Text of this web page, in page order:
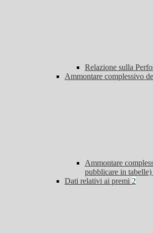
Relazione sulla
Ammontare complessivo
Ammontare
pubblicare in tabelle)
Dati relativi ai premi 2